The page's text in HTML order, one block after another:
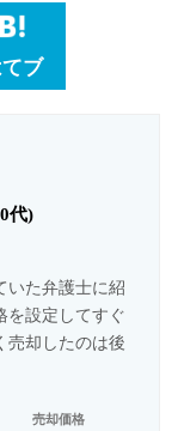
ブ
代)
いた弁護士に紹
を設定してすぐ
売却したのは後
売却価格